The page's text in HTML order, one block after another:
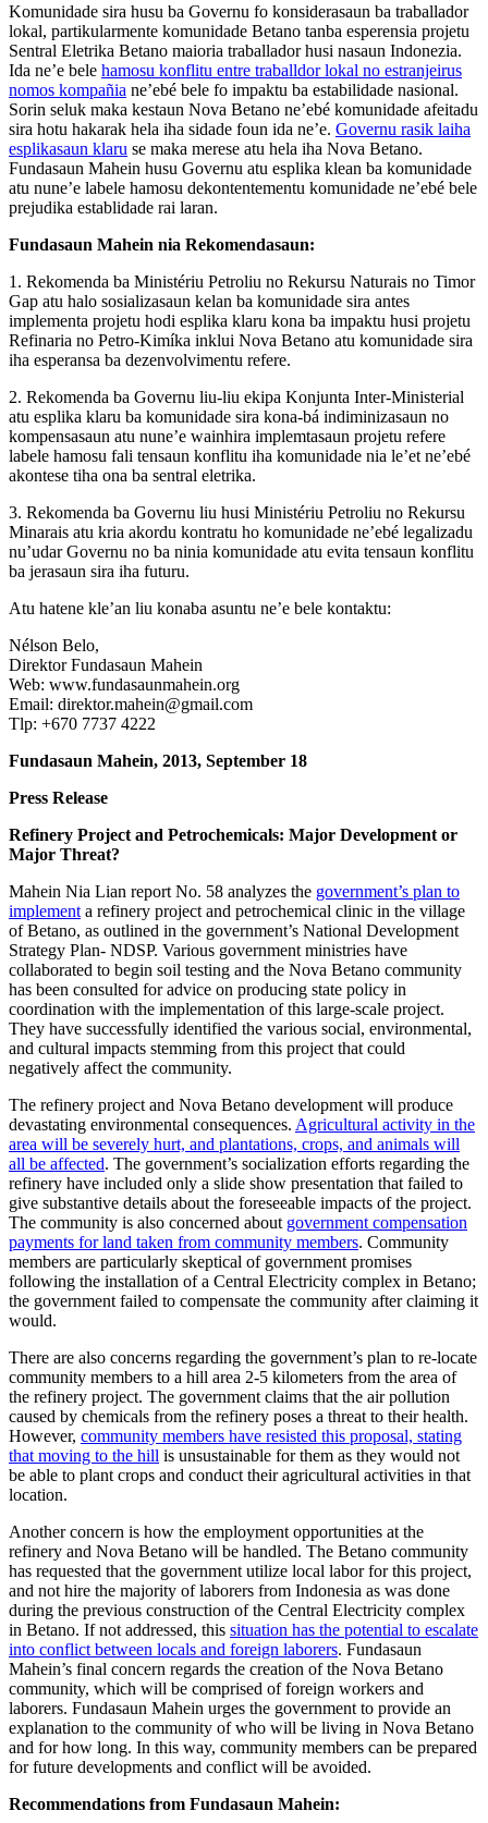
Komunidade sira husu ba Governu fo konsiderasaun ba traballador
lokal, partikularmente komunidade Betano tanba esperensia projetu
Sentral Eletrika Betano maioria traballador husi nasaun Indonezia.
Ida ne’e bele hamosu konflitu entre traballdor lokal no estranjeirus
nomos kompañia ne’ebé bele fo impaktu ba estabilidade nasional.
Sorin seluk maka kestaun Nova Betano ne’ebé komunidade afeitadu
sira hotu hakarak hela iha sidade foun ida ne’e. Governu rasik laiha
esplikasaun klaru se maka merese atu hela iha Nova Betano.
Fundasaun Mahein husu Governu atu esplika klean ba komunidade
atu nune’e labele hamosu dekontentementu komunidade ne’ebé bele
prejudika establidade rai laran.
Fundasaun Mahein nia Rekomendasaun:
1. Rekomenda ba Ministériu Petroliu no Rekursu Naturais no Timor
Gap atu halo sosializasaun kelan ba komunidade sira antes
implementa projetu hodi esplika klaru kona ba impaktu husi projetu
Refinaria no Petro-Kimíka inklui Nova Betano atu komunidade sira
iha esperansa ba dezenvolvimentu refere.
2. Rekomenda ba Governu liu-liu ekipa Konjunta Inter-Ministerial
atu esplika klaru ba komunidade sira kona-bá indiminizasaun no
kompensasaun atu nune’e wainhira implemtasaun projetu refere
labele hamosu fali tensaun konflitu iha komunidade nia le’et ne’ebé
akontese tiha ona ba sentral eletrika.
3. Rekomenda ba Governu liu husi Ministériu Petroliu no Rekursu
Minarais atu kria akordu kontratu ho komunidade ne’ebé legalizadu
nu’udar Governu no ba ninia komunidade atu evita tensaun konflitu
ba jerasaun sira iha futuru.
Atu hatene kle’an liu konaba asuntu ne’e bele kontaktu:
Nélson Belo,
Direktor Fundasaun Mahein
Web: www.fundasaunmahein.org
Email: direktor.mahein@gmail.com
Tlp: +670 7737 4222
Fundasaun Mahein, 2013, September 18
Press Release
Refinery Project and Petrochemicals: Major Development or
Major Threat?
Mahein Nia Lian report No. 58 analyzes the government’s plan to
implement a refinery project and petrochemical clinic in the village
of Betano, as outlined in the government’s National Development
Strategy Plan- NDSP. Various government ministries have
collaborated to begin soil testing and the Nova Betano community
has been consulted for advice on producing state policy in
coordination with the implementation of this large-scale project.
They have successfully identified the various social, environmental,
and cultural impacts stemming from this project that could
negatively affect the community.
The refinery project and Nova Betano development will produce
devastating environmental consequences. Agricultural activity in the
area will be severely hurt, and plantations, crops, and animals will
all be affected. The government’s socialization efforts regarding the
refinery have included only a slide show presentation that failed to
give substantive details about the foreseeable impacts of the project.
The community is also concerned about government compensation
payments for land taken from community members. Community
members are particularly skeptical of government promises
following the installation of a Central Electricity complex in Betano;
the government failed to compensate the community after claiming it
would.
There are also concerns regarding the government’s plan to re-locate
community members to a hill area 2-5 kilometers from the area of
the refinery project. The government claims that the air pollution
caused by chemicals from the refinery poses a threat to their health.
However, community members have resisted this proposal, stating
that moving to the hill is unsustainable for them as they would not
be able to plant crops and conduct their agricultural activities in that
location.
Another concern is how the employment opportunities at the
refinery and Nova Betano will be handled. The Betano community
has requested that the government utilize local labor for this project,
and not hire the majority of laborers from Indonesia as was done
during the previous construction of the Central Electricity complex
in Betano. If not addressed, this situation has the potential to escalate
into conflict between locals and foreign laborers. Fundasaun
Mahein’s final concern regards the creation of the Nova Betano
community, which will be comprised of foreign workers and
laborers. Fundasaun Mahein urges the government to provide an
explanation to the community of who will be living in Nova Betano
and for how long. In this way, community members can be prepared
for future developments and conflict will be avoided.
Recommendations from Fundasaun Mahein: